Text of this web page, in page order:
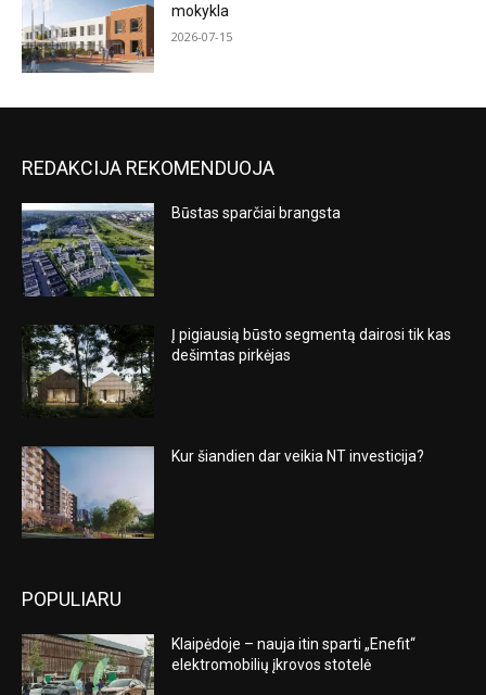
mokykla
2026-07-15
REDAKCIJA REKOMENDUOJA
Būstas sparčiai brangsta
Į pigiausią būsto segmentą dairosi tik kas
dešimtas pirkėjas
Kur šiandien dar veikia NT investicija?
POPULIARU
Klaipėdoje – nauja itin sparti „Enefit“
elektromobilių įkrovos stotelė